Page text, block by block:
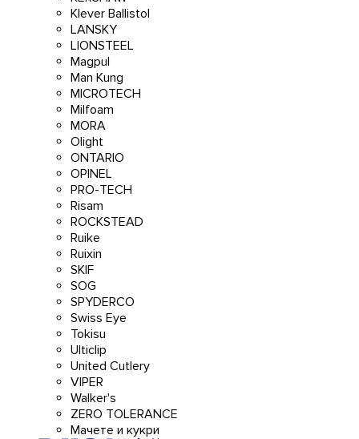
Klever Ballistol
LANSKY
LIONSTEEL
Magpul
Man Kung
MICROTECH
Milfoam
MORA
Olight
ONTARIO
OPINEL
PRO-TECH
Risam
ROCKSTEAD
Ruike
Ruixin
SKIF
SOG
SPYDERCO
Swiss Eye
Tokisu
Ulticlip
United Cutlery
VIPER
Walker's
ZERO TOLERANCE
Мачете и кукри